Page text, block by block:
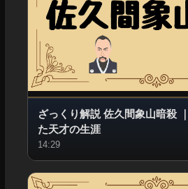
ざっくり解説 佐久間象山暗殺｜
た天才の生涯
14:29